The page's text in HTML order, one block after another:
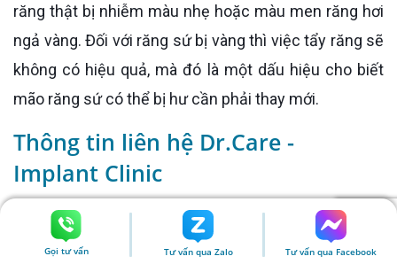
răng thật bị nhiễm màu nhẹ hoặc màu men răng hơi
ngả vàng. Đối với răng sứ bị vàng thì việc tẩy răng sẽ
không có hiệu quả, mà đó là một dấu hiệu cho biết
mão răng sứ có thể bị hư cần phải thay mới.
Thông tin liên hệ Dr.Care -
Implant Clinic
phục hồi mất răng vĩnh viễn, tránh những hậu quả
Gọi tư vấn Tư vấn qua Zalo Tư vấn qua Facebook